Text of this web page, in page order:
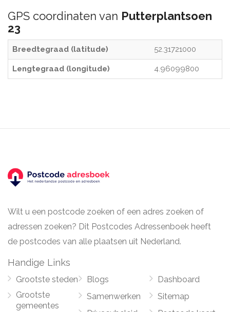
GPS coordinaten van Putterplantsoen
23
Breedtegraad (latitude) 52.31721000
Lengtegraad (longitude) 4.96099800
Wilt u een postcode zoeken of een adres zoeken of
adressen zoeken? Dit Postcodes Adressenboek heeft
de postcodes van alle plaatsen uit Nederland.
Handige Links
Grootste steden
Grootste
gemeentes
Blogs
Samenwerken
Dashboard
Sitemap